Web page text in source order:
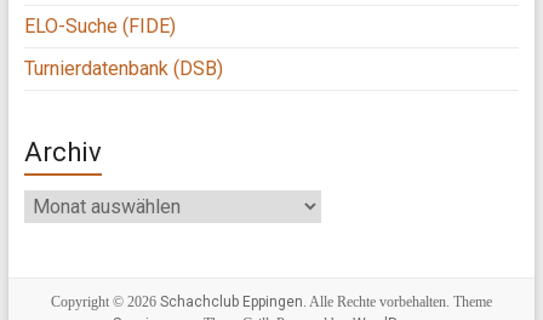
ELO-Suche (FIDE)
Turnierdatenbank (DSB)
Archiv
Archiv
Copyright © 2026 Schachclub Eppingen. Alle Rechte vorbehalten. Theme